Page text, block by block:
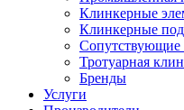
Клинкерные
Клинкерные
Сопутствующие
Тротуарная
Бренды
Услуги